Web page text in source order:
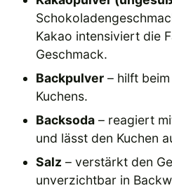
Kakao intensiviert die
Geschmack.
Backpulver – hilft
Kuchens.
Backsoda – reagiert
und lässt den Kuchen
Salz – verstärkt den
unverzichtbar in